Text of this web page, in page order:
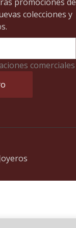
colecciones y
comerciales